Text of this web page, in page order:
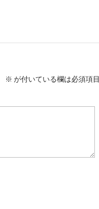
※ が付いている欄は必須項